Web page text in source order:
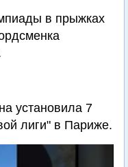
в прыжках
установила 7
лиги" в Париже.